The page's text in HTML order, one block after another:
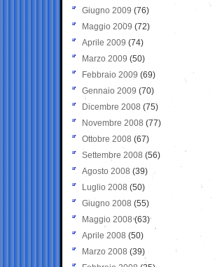
Giugno 2009 (76)
Maggio 2009 (72)
Aprile 2009 (74)
Marzo 2009 (50)
Febbraio 2009 (69)
Gennaio 2009 (70)
Dicembre 2008 (75)
Novembre 2008 (77)
Ottobre 2008 (67)
Settembre 2008 (56)
Agosto 2008 (39)
Luglio 2008 (50)
Giugno 2008 (55)
Maggio 2008(63)
Aprile 2008 (50)
Marzo 2008 (39)